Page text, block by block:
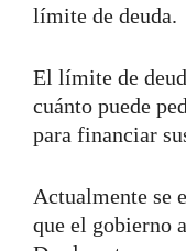
límite de deuda.
El límite de
cuánto puede
para financiar
Actualmente se
que el gobierno